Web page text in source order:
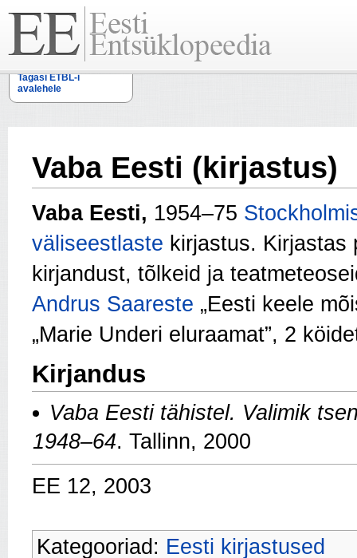
Tagasi ETBL-i
avalehele
Vaba Eesti (kirjastus)
Vaba Eesti, 1954–75
väliseestlaste kirjastus. Kirjastas
kirjandust, tõlkeid ja
Andrus Saareste „Eesti keele
„Marie Underi eluraamat”, 2
Kirjandus
Vaba Eesti tähistel. Valimik
1948–64. Tallinn, 2000
EE 12, 2003
Kategooriad: Eesti kirjastused